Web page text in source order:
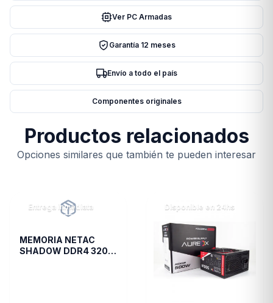
Ver PC Armadas
Garantía 12 meses
Envío a todo el país
Componentes originales
Productos relacionados
Opciones similares que también te pueden interesar
Entrega inmediata
MEMORIA NETAC
SHADOW DDR4 3200
Disponible en 24hs